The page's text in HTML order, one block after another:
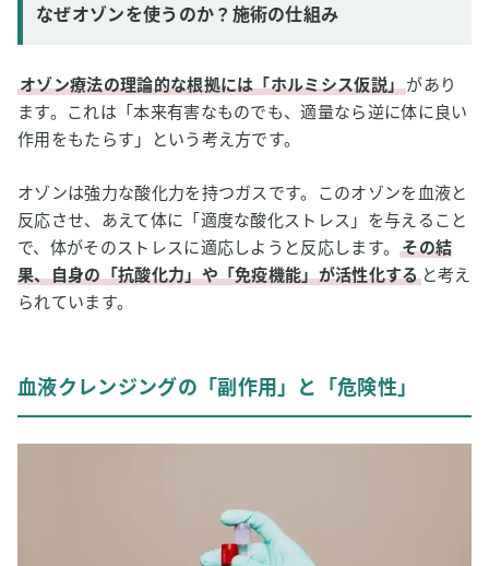
なぜオゾンを使うのか？施術の仕組み
オゾン療法の理論的な根拠には「ホルミシス仮説」があり
ます。これは「本来有害なものでも、適量なら逆に体に良い
作用をもたらす」という考え方です。
オゾンは強力な酸化力を持つガスです。このオゾンを血液と
反応させ、あえて体に「適度な酸化ストレス」を与えること
で、体がそのストレスに適応しようと反応します。その結
果、自身の「抗酸化力」や「免疫機能」が活性化すると考え
られています。
血液クレンジングの「副作用」と「危険性」